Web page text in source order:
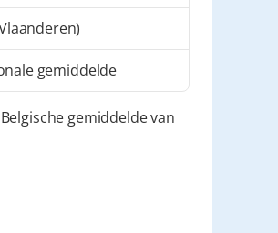
gemiddelde
gemiddelde van